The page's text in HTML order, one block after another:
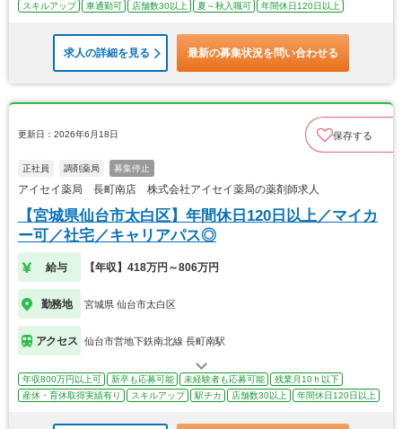
スキルアップ
車通勤可 店舗数30以上 夏～秋入職可 年間休日120日以上
求人の詳細を見る 最新の募集状況を問い合わせる
更新日：2026年6月18日 保存する
正社員 調剤薬局 募集停止
アイセイ薬局 長町南店 株式会社アイセイ薬局の薬剤師求人
【宮城県仙台市太白区】年間休日120日以上／マイカ
ー可／社宅／キャリアパス◎
給与 【年収】418万円～806万円
勤務地 宮城県 仙台市太白区
アクセス 仙台市営地下鉄南北線 長町南駅
年収800万円以上可 新卒も応募可能 未経験者も応募可能
残業月10ｈ以下
産休・育休取得実績有り
スキルアップ 駅チカ 店舗数30以上 年間休日120日以上